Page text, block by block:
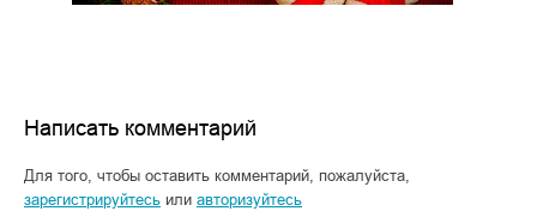
Написать комментарий
Для того, чтобы оставить комментарий, пожалуйста,
зарегистрируйтесь или авторизуйтесь